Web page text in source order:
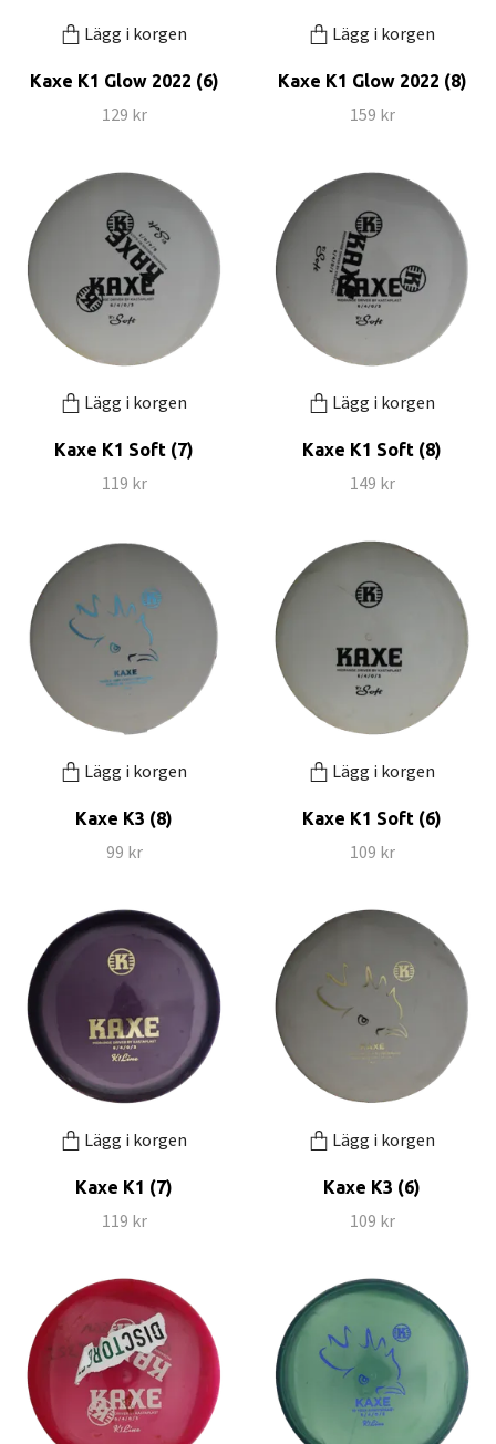
Lägg i korgen
Kaxe K1 Glow 2022 (6)
129 kr
Lägg i korgen
Kaxe K1 Glow 2022 (8)
159 kr
Lägg i korgen
Kaxe K1 Soft (7)
119 kr
Lägg i korgen
Kaxe K1 Soft (8)
149 kr
Lägg i korgen
Kaxe K3 (8)
99 kr
Lägg i korgen
Kaxe K1 Soft (6)
109 kr
Lägg i korgen
Kaxe K1 (7)
119 kr
Lägg i korgen
Kaxe K3 (6)
109 kr